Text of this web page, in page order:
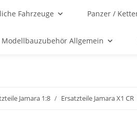
Fahrzeuge Panzer /
Modellbauzubehör Allgemein
Jamara 1:8 Ersatzteile Jamara X1 CR